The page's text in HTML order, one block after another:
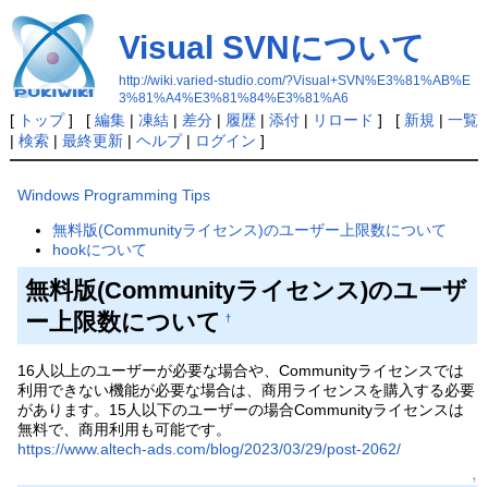
Visual SVNについて
http://wiki.varied-studio.com/?Visual+SVN%E3%81%AB%E
3%81%A4%E3%81%84%E3%81%A6
[ トップ] [ 編集| 凍結| 差分| 履歴| 添付| リロード ] [ 新規 | 一覧
| 検索| 最終更新| ヘルプ| ログイン ]
Windows Programming Tips
無料版(Communityライセンス)のユーザー上限数について
hookについて
無料版(Communityライセンス)のユーザ
ー上限数について
†
16人以上のユーザーが必要な場合や、Communityライセンスでは
利用できない機能が必要な場合は、商用ライセンスを購入する必要
があります。15人以下のユーザーの場合Communityライセンスは
無料で、商用利用も可能です。
https://www.altech-ads.com/blog/2023/03/29/post-2062/
↑